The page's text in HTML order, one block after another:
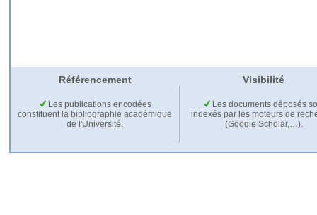
Référencement Visibilité
Les publications encodées
constituent la bibliographie académique
de l'Université.
Les documents déposés
indexés par les moteurs de
(Google Scholar,…).